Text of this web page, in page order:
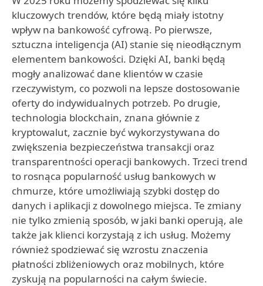
kluczowych trendów, które będą miały istotny
wpływ na bankowość cyfrową. Po pierwsze,
sztuczna inteligencja (AI) stanie się nieodłącznym
elementem bankowości. Dzięki AI, banki będą
mogły analizować dane klientów w czasie
rzeczywistym, co pozwoli na lepsze dostosowanie
oferty do indywidualnych potrzeb. Po drugie,
technologia blockchain, znana głównie z
kryptowalut, zacznie być wykorzystywana do
zwiększenia bezpieczeństwa transakcji oraz
transparentności operacji bankowych. Trzeci trend
to rosnąca popularność usług bankowych w
chmurze, które umożliwiają szybki dostęp do
danych i aplikacji z dowolnego miejsca. Te zmiany
nie tylko zmienią sposób, w jaki banki operują, ale
także jak klienci korzystają z ich usług. Możemy
również spodziewać się wzrostu znaczenia
płatności zbliżeniowych oraz mobilnych, które
zyskują na popularności na całym świecie.